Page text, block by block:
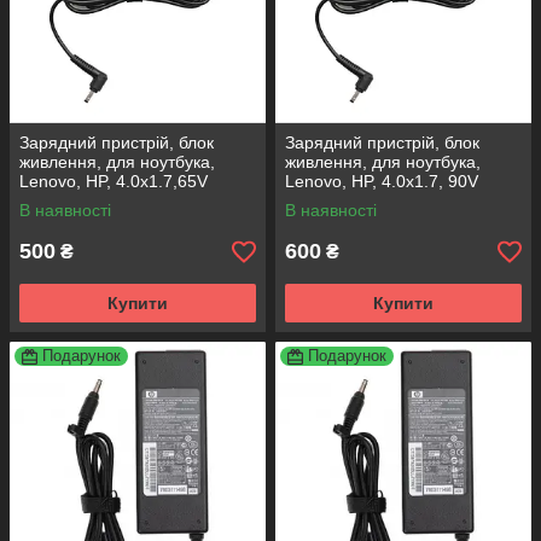
Зарядний пристрій, блок
живлення, для ноутбука,
Lenovo, HP, 4.0x1.7,65V
В наявності
500 ₴
Купити
Зарядний пристрій, блок
живлення, для ноутбука,
Lenovo, HP, 4.0x1.7, 90V
В наявності
600 ₴
Купити
Подарунок Подарунок